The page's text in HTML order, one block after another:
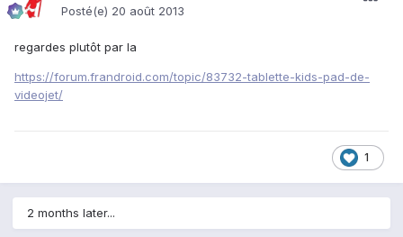
Posté(e) 20 août 2013
regardes plutôt par la
https://forum.frandroid.com/topic/83732-tablette-kids-pad-de-
videojet/
1
2 months later...